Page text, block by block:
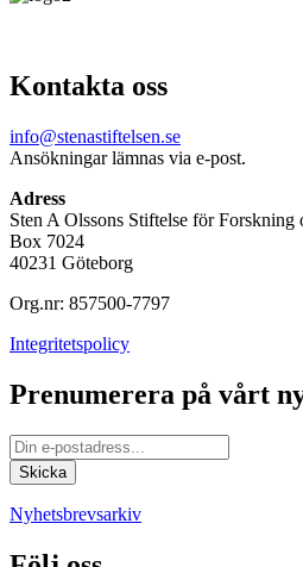
Kontakta oss
info@stenastiftelsen.se
Ansökningar lämnas via e-post.
Adress
Sten A Olssons Stiftelse för
Box 7024
40231 Göteborg
Org.nr: 857500-7797
Integritetspolicy
Prenumerera på vårt
Nyhetsbrevsarkiv